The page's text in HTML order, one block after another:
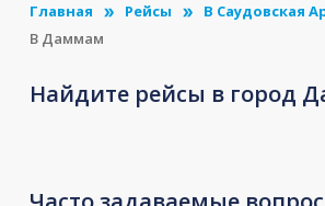
Главная Рейсы
В Саудовская
В Даммам
Найдите рейсы в город